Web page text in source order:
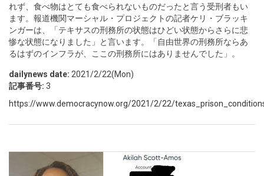
れず、食べ物はとても食べられないものだったと言う受刑者もい
ます。報道機関マーシャル・プロジェクトの記者ケリ・ブラッキ
ンガーは、「テキサスの刑務所の状態はひどい状態からさらに悲
惨な状態になりました」と言います。「自由世界の刑務所ならあ
るはずのインフラが、ここの刑務所にはありませんでした」。
dailynews date: 2021/2/22(Mon)
記事番号: 3
https://www.democracynow.org/2021/2/22/